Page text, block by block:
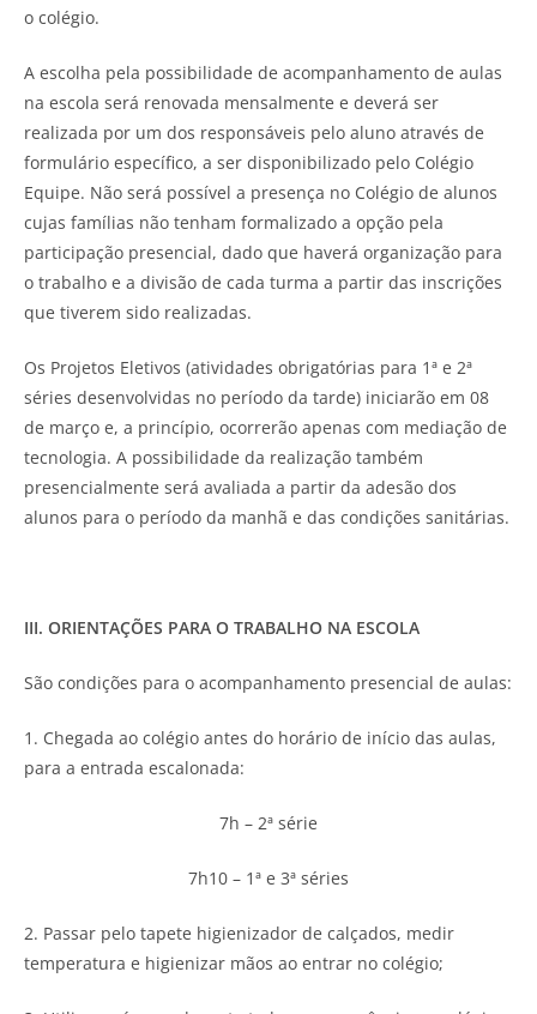
o colégio.
A escolha pela possibilidade de acompanhamento de aulas
na escola será renovada mensalmente e deverá ser
realizada por um dos responsáveis pelo aluno através de
formulário específico, a ser disponibilizado pelo Colégio
Equipe. Não será possível a presença no Colégio de alunos
cujas famílias não tenham formalizado a opção pela
participação presencial, dado que haverá organização para
o trabalho e a divisão de cada turma a partir das inscrições
que tiverem sido realizadas.
Os Projetos Eletivos (atividades obrigatórias para 1ª e 2ª
séries desenvolvidas no período da tarde) iniciarão em 08
de março e, a princípio, ocorrerão apenas com mediação de
tecnologia. A possibilidade da realização também
presencialmente será avaliada a partir da adesão dos
alunos para o período da manhã e das condições sanitárias.
III. ORIENTAÇÕES PARA O TRABALHO NA ESCOLA
São condições para o acompanhamento presencial de aulas:
1. Chegada ao colégio antes do horário de início das aulas,
para a entrada escalonada:
7h – 2ª série
7h10 – 1ª e 3ª séries
2. Passar pelo tapete higienizador de calçados, medir
temperatura e higienizar mãos ao entrar no colégio;